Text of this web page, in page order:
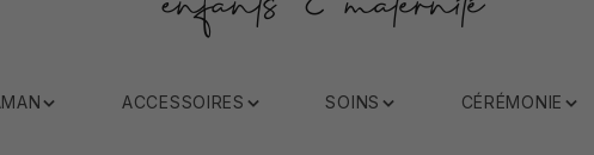
ACCESSOIRES SOINS CÉRÉMONIE